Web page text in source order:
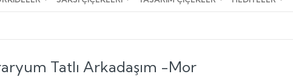
Tatlı Arkadaşım -Mor